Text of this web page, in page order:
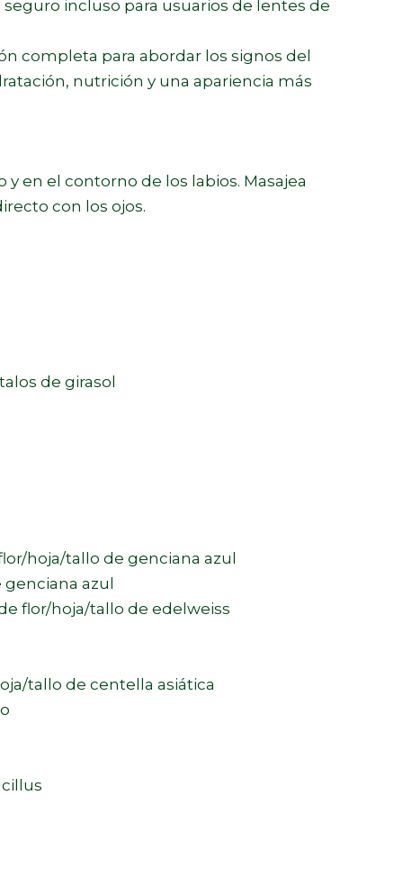
incluso para usuarios de lentes de
completa para abordar los signos del
nutrición y una apariencia más
en el contorno de los labios. Masajea
con los ojos.
de girasol
hoja/tallo de genciana azul
azul
flor/hoja/tallo de edelweiss
tallo de centella asiática